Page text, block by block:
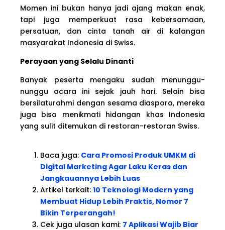
Momen ini bukan hanya jadi ajang makan enak,
tapi juga memperkuat rasa kebersamaan,
persatuan, dan cinta tanah air di kalangan
masyarakat Indonesia di Swiss.
Perayaan yang Selalu Dinanti
Banyak peserta mengaku sudah menunggu-
nunggu acara ini sejak jauh hari. Selain bisa
bersilaturahmi dengan sesama diaspora, mereka
juga bisa menikmati hidangan khas Indonesia
yang sulit ditemukan di restoran-restoran Swiss.
Baca juga: Cara Promosi Produk UMKM di
Digital Marketing Agar Laku Keras dan
Jangkauannya Lebih Luas
Artikel terkait: 10 Teknologi Modern yang
Membuat Hidup Lebih Praktis, Nomor 7
Bikin Terperangah!
Cek juga ulasan kami: 7 Aplikasi Wajib Biar